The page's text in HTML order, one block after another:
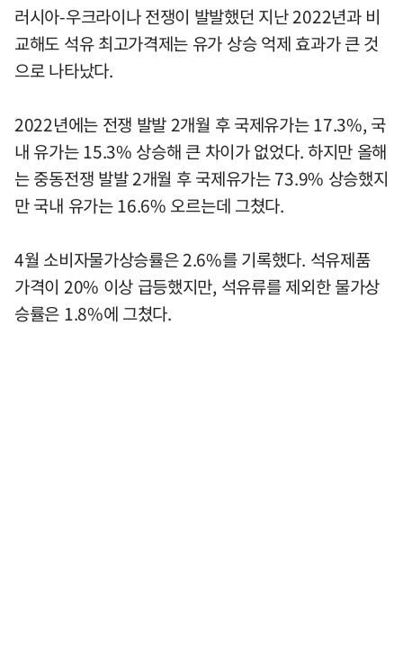
러시아-우크라이나 전쟁이 발발했던 지난 2022년과 비
교해도 석유 최고가격제는 유가 상승 억제 효과가 큰 것
으로 나타났다.
2022년에는 전쟁 발발 2개월 후 국제유가는 17.3%, 국
내 유가는 15.3% 상승해 큰 차이가 없었다. 하지만 올해
는 중동전쟁 발발 2개월 후 국제유가는 73.9% 상승했지
만 국내 유가는 16.6% 오르는데 그쳤다.
4월 소비자물가상승률은 2.6%를 기록했다. 석유제품
가격이 20% 이상 급등했지만, 석유류를 제외한 물가상
승률은 1.8%에 그쳤다.